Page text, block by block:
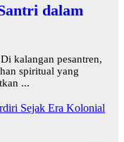
dalam
kalangan pesantren,
spiritual yang
...